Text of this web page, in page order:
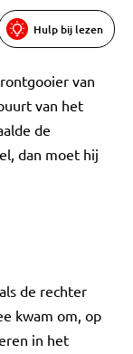
Hulp bij lezen
van
van het
de
dan moet hij
de rechter
kwam om, op
in het